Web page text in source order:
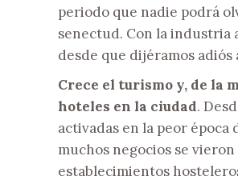
periodo que nadie podrá
senectud. Con la industria
desde que dijéramos adiós
Crece el turismo y, de la
hoteles en la ciudad.
activadas en la peor época
muchos negocios se
establecimientos